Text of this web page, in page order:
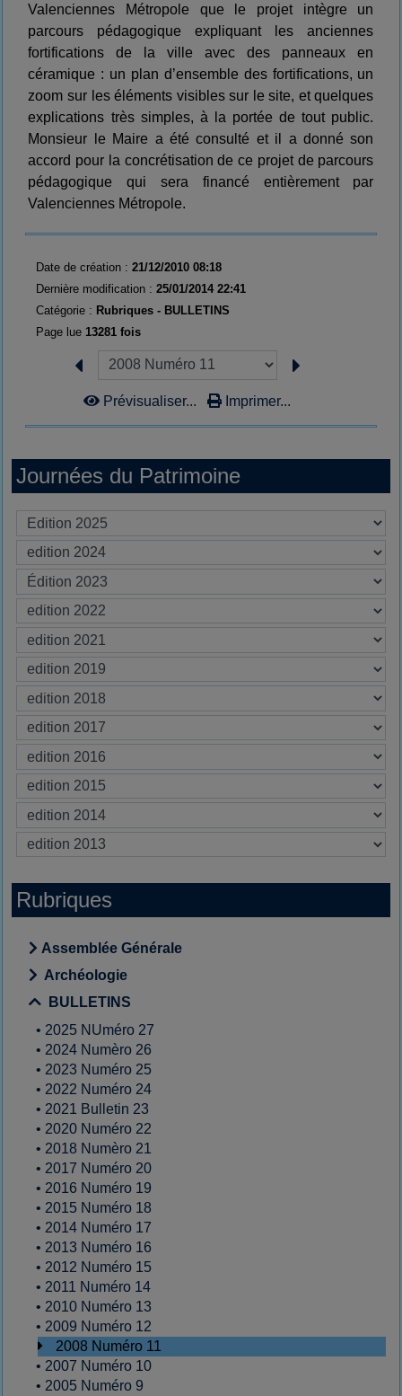
Journées du Patrimoine
Rubriques
Assemblée Générale
Archéologie
BULLETINS
• 2025 NUméro 27
• 2024 Numèro 26
• 2023 Numéro 25
• 2022 Numéro 24
• 2021 Bulletin 23
• 2020 Numéro 22
• 2018 Numèro 21
• 2017 Numéro 20
• 2016 Numéro 19
• 2015 Numéro 18
• 2014 Numéro 17
• 2013 Numéro 16
• 2012 Numéro 15
• 2011 Numéro 14
• 2010 Numéro 13
• 2009 Numéro 12
2008 Numéro 11
• 2007 Numéro 10
• 2005 Numéro 9
Valenciennes Métropole que le projet intègre un
parcours pédagogique expliquant les anciennes
fortifications de la ville avec des panneaux en
céramique : un plan d’ensemble des fortifications, un
zoom sur les éléments visibles sur le site, et quelques
explications très simples, à la portée de tout public.
Monsieur le Maire a été consulté et il a donné son
accord pour la concrétisation de ce projet de parcours
pédagogique qui sera financé entièrement par
Valenciennes Métropole.
Date de création :21/12/2010 08:18
Dernière modification :25/01/2014 22:41
Catégorie : Rubriques - BULLETINS
Page lue 13281 fois
Prévisualiser... Imprimer...